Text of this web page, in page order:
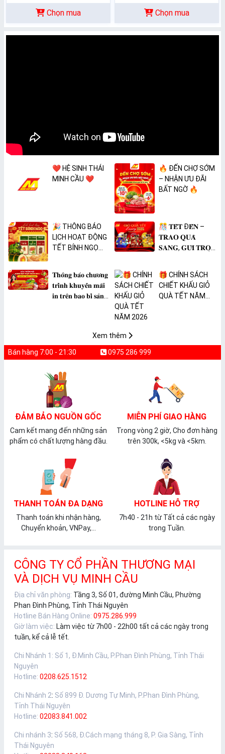
Chọn mua Chọn mua
❤️ HỆ SINH THÁI
MINH CẦU ❤️
🔥 ĐẾN CHỢ SỚM
– NHẬN ƯU ĐÃI
BẤT NGỜ 🔥
🎉 THÔNG BÁO
LỊCH HOẠT ĐỘNG
TẾT BÍNH NGỌ
🎊 𝐓𝐄̂́𝐓 Đ𝐄̂́𝐍 –
𝐓𝐑𝐀𝐎 𝐐𝐔𝐀̀
𝐒𝐀𝐍𝐆, 𝐆𝐔̛̉𝐈 𝐓𝐑𝐎̣𝐍
𝐓𝐡𝐨̂𝐧𝐠 𝐛𝐚́𝐨 𝐜𝐡𝐮̛𝐨̛𝐧𝐠
𝐭𝐫𝐢̀𝐧𝐡 𝐤𝐡𝐮𝐲𝐞̂́𝐧 𝐦𝐚̃𝐢
𝐢𝐧 𝐭𝐫𝐞̂𝐧 𝐛𝐚𝐨 𝐛𝐢̀ 𝐬𝐚̉𝐧
🎁 CHÍNH SÁCH
CHIẾT KHẤU GIỎ
QUÀ TẾT NĂM
Xem thêm
Bán hàng 7:00 - 21:30 0975 286 999
ĐẢM BẢO NGUỒN GỐC
Cam kết mang đến những sản
phẩm có chất lượng hàng đầu.
MIỄN PHÍ GIAO HÀNG
Trong vòng 2 giờ, Cho đơn hàng
trên 300k, <5kg và <5km.
THANH TOÁN ĐA DẠNG
Thanh toán khi nhận hàng,
Chuyển khoản, VNPay,...
HOTLINE HỖ TRỢ
7h40 - 21h từ Tất cả các ngày
trong Tuần.
CÔNG TY CỔ PHẦN THƯƠNG MẠI
VÀ DỊCH VỤ MINH CẦU
Địa chỉ văn phòng: Tầng 3, Số 01, đường Minh Cầu, Phường
Phan Đình Phùng, Tỉnh Thái Nguyên
Hotline Bán Hàng Online: 0975.286.999
Giờ làm việc: Làm việc từ 7h00 - 22h00 tất cả các ngày trong
tuần, kể cả lễ tết.
Chi Nhánh 1 : Số 1, Đ.Minh Cầu, P.Phan Đình Phùng, Tỉnh Thái
Nguyên
Hotline: 0208.625.1512
Chi Nhánh 2: Số 899 Đ. Dương Tự Minh, P.Phan Đình Phùng,
Tỉnh Thái Nguyên
Hotline: 02083.841.002
Chi nhánh 3: Số 568, Đ.Cách mạng tháng 8, P. Gia Sàng, Tỉnh
Thái Nguyên